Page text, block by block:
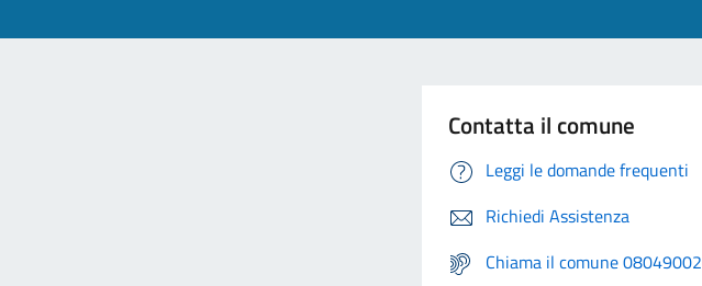
Contatta il comune
Leggi le domande frequenti
Richiedi Assistenza
Chiama il comune